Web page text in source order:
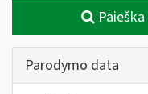
Paieška
Parodymo data